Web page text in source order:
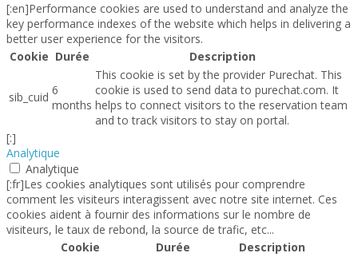
[:en]Performance cookies are used to understand and analyze the
key performance indexes of the website which helps in delivering a
better user experience for the visitors.
Cookie Durée Description
sib_cuid 6
months
This cookie is set by the provider Purechat. This
cookie is used to send data to purechat.com. It
helps to connect visitors to the reservation team
and to track visitors to stay on portal.
[:]
Analytique
Analytique
[:fr]Les cookies analytiques sont utilisés pour comprendre
comment les visiteurs interagissent avec notre site internet. Ces
cookies aident à fournir des informations sur le nombre de
visiteurs, le taux de rebond, la source de trafic, etc...
Cookie
Durée Description